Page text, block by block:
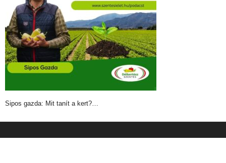
Sipos gazda: Mit tanít a kert?…